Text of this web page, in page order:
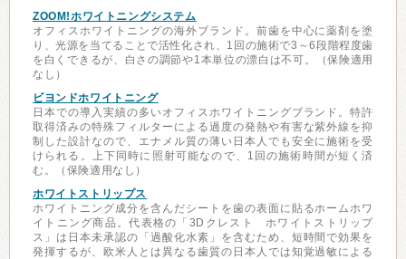
ZOOM!ホワイトニングシステム
オフィスホワイトニングの海外ブランド。前歯を中心に薬剤を塗
り、光源を当てることで活性化され、1回の施術で3～6段階程度歯
を白くできるが、白さの調節や1本単位の漂白は不可。（保険適用
なし）
ビヨンドホワイトニング
日本での導入実績の多いオフィスホワイトニングブランド。特許
取得済みの特殊フィルターによる過度の発熱や有害な紫外線を抑
制した設計なので、エナメル質の薄い日本人でも安全に施術を受
けられる。上下同時に照射可能なので、1回の施術時間が短く済
む。（保険適用なし）
ホワイトストリップス
ホワイトニング成分を含んだシートを歯の表面に貼るホームホワ
イトニング商品。代表格の「3Dクレスト ホワイトストリップ
ス」は日本未承認の「過酸化水素」を含むため、短時間で効果を
発揮するが、欧米人とは異なる歯質の日本人では知覚過敏による